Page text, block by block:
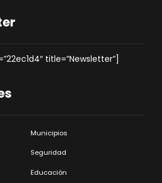
title=”Newsletter”]
Municipios
Seguridad
Educación